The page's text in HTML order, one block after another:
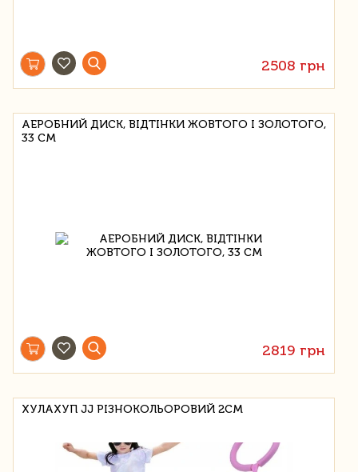
2508 грн
АЕРОБНИЙ ДИСК, ВІДТІНКИ ЖОВТОГО І ЗОЛОТОГО,
33 СМ
2819 грн
ХУЛАХУП JJ РІЗНОКОЛЬОРОВИЙ 2СМ